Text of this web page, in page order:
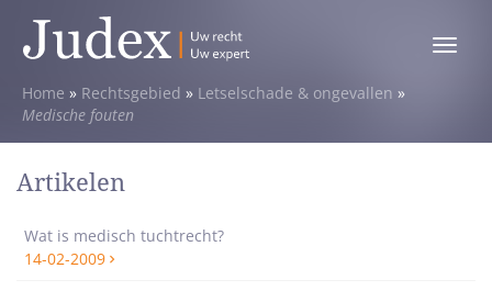
Toggle
Home » Rechtsgebied » Letselschade & ongevallen »
Medische fouten
Artikelen
Wat is medisch tuchtrecht?
14-02-2009